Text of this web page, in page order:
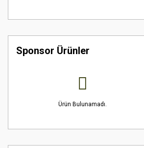
Sponsor Ürünler
Ürün Bulunamadı.